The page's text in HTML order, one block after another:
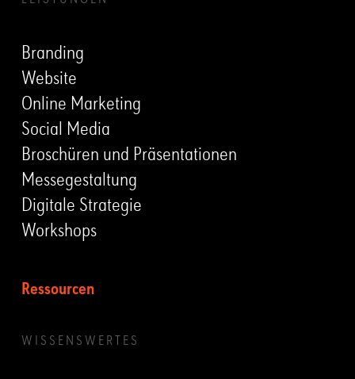
Branding
Website
Online Marketing
Social Media
Broschüren und Präsentationen
Messegestaltung
Digitale Strategie
Workshops
Ressourcen
WISSENSWERTES